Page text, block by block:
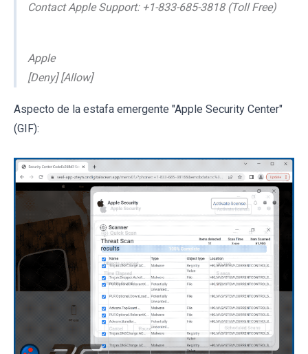
Contact Apple Support: +1-833-685-3818 (Toll Free)
Apple
[Deny] [Allow]
Aspecto de la estafa emergente "Apple Security Center"
(GIF):